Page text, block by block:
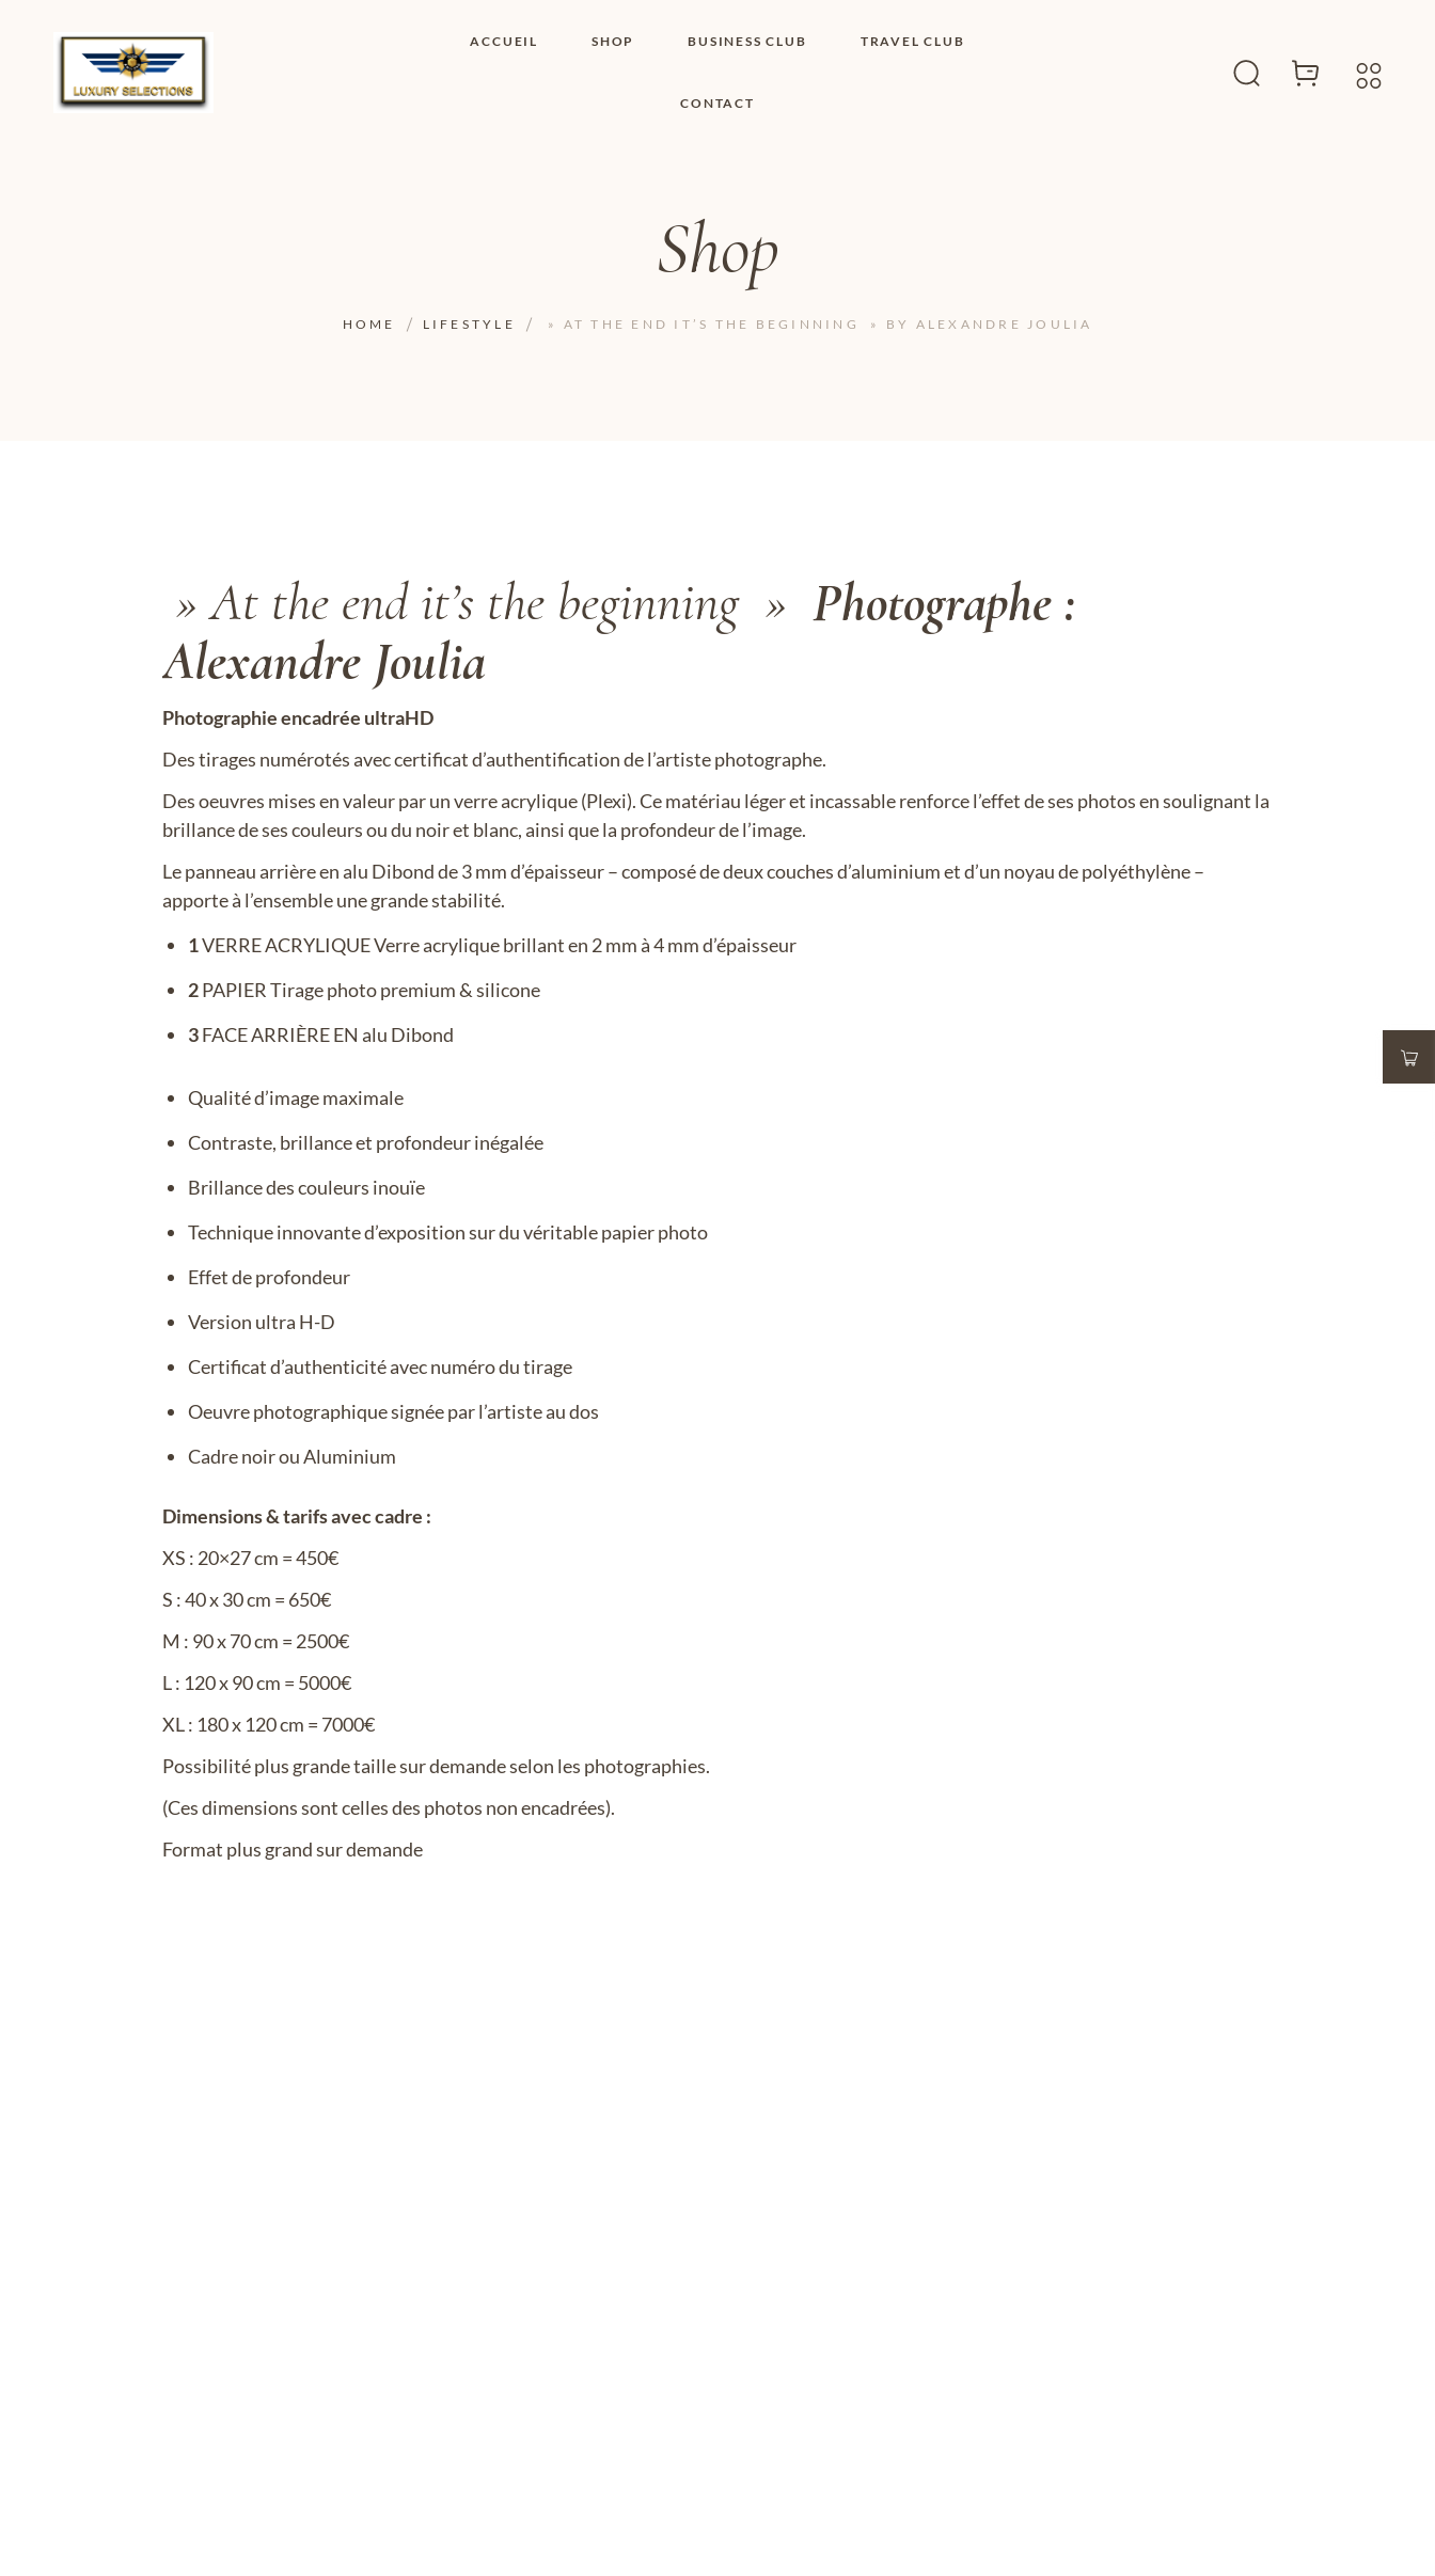
ACCUEIL SHOP
SHOP I BOUTIQUE
BUSINESS CLUB TRAVEL CLUB
CONTACT
CONDITIONS
GÉNÉRALES
CONFIDENTIALITÉ
Shop
HOME LIFESTYLE » AT THE END IT’S THE BEGINNING » BY ALEXANDRE JOULIA
» At the end it’s the beginning » Photographe :
Alexandre Joulia
Photographie encadrée ultraHD
Des tirages numérotés avec certificat d’authentification de l’artiste photographe.
Des oeuvres mises en valeur par un verre acrylique (Plexi). Ce matériau léger et incassable renforce l’effet de ses photos en soulignant la
brillance de ses couleurs ou du noir et blanc, ainsi que la profondeur de l’image.
Le panneau arrière en alu Dibond de 3 mm d’épaisseur – composé de deux couches d’aluminium et d’un noyau de polyéthylène –
apporte à l’ensemble une grande stabilité.
1VERRE ACRYLIQUE Verre acrylique brillant en 2 mm à 4 mm d’épaisseur
2PAPIER Tirage photo premium & silicone
3FACE ARRIÈRE EN alu Dibond
Qualité d’image maximale
Contraste, brillance et profondeur inégalée
Brillance des couleurs inouïe
Technique innovante d’exposition sur du véritable papier photo
Effet de profondeur
Version ultra H-D
Certificat d’authenticité avec numéro du tirage
Oeuvre photographique signée par l’artiste au dos
Cadre noir ou Aluminium
Dimensions & tarifs avec cadre :
XS : 20×27 cm = 450€
S : 40 x 30 cm = 650€
M : 90 x 70 cm = 2500€
L : 120 x 90 cm = 5000€
XL : 180 x 120 cm = 7000€
Possibilité plus grande taille sur demande selon les photographies.
(Ces dimensions sont celles des photos non encadrées).
Format plus grand sur demande